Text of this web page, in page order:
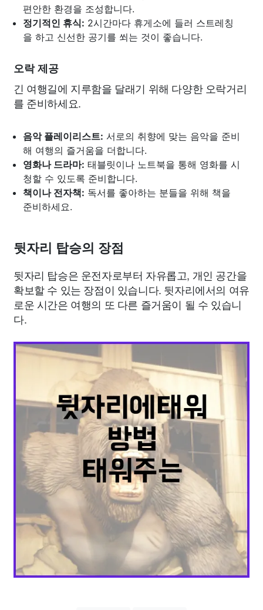
편안한 환경을 조성합니다.
정기적인 휴식: 2시간마다 휴게소에 들러 스트레칭
을 하고 신선한 공기를 쐬는 것이 좋습니다.
오락 제공
긴 여행길에 지루함을 달래기 위해 다양한 오락거리
를 준비하세요.
음악 플레이리스트: 서로의 취향에 맞는 음악을 준비
해 여행의 즐거움을 더합니다.
영화나 드라마: 태블릿이나 노트북을 통해 영화를 시
청할 수 있도록 준비합니다.
책이나 전자책: 독서를 좋아하는 분들을 위해 책을
준비하세요.
뒷자리 탑승의 장점
뒷자리 탑승은 운전자로부터 자유롭고, 개인 공간을
확보할 수 있는 장점이 있습니다. 뒷자리에서의 여유
로운 시간은 여행의 또 다른 즐거움이 될 수 있습니
다.